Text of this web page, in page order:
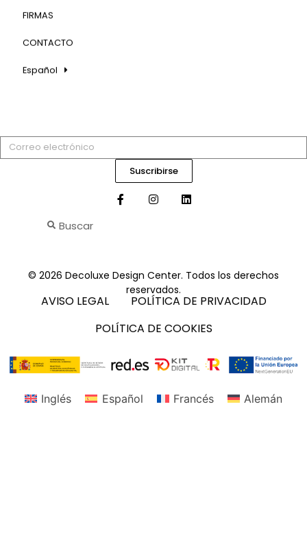
FIRMAS
CONTACTO
Español
Suscribirse
© 2026 Decoluxe Design Center. Todos los derechos
reservados.
AVISO LEGAL
POLÍTICA DE PRIVACIDAD
POLÍTICA DE COOKIES
Inglés Español Francés Alemán